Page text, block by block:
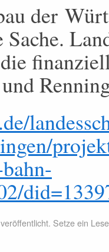
der
Sache.
veröffentlicht. Setze ein